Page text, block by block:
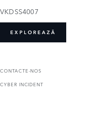
VKDSS4007
EXPLOREAZĂ
CONTACTE-NOS
CYBER INCIDENT